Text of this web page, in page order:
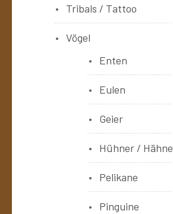
Tribals / Tattoo
Vögel
Enten
Eulen
Geier
Hühner / Hähne
Pelikane
Pinguine